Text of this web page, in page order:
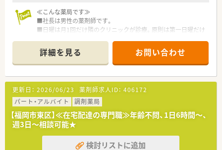
≪こんな薬局です≫
■社長は男性の薬剤師です。
■日曜は月1回だけ隣のクリニックが診療。原則は第一日曜だけ
■シフトは週1日から相談OKです！
まずは、お気軽にお問合せください♪
詳細を見る お問い合わせ
更新日： 2026/06/23 薬剤師求人ID： 406172
パート・アルバイト
調剤薬局
【福岡市東区】≪在宅配達の専門職≫年齢不問、1日6時間～、
週3日～相談可能★
検討リストに追加